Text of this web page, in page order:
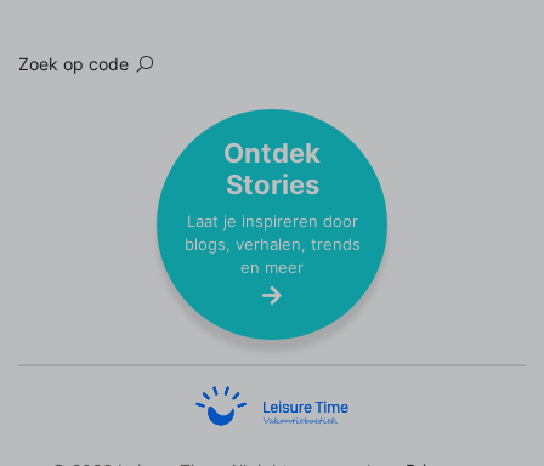
Zoek op code
Ontdek
Stories
Laat je inspireren door
blogs, verhalen, trends
en meer